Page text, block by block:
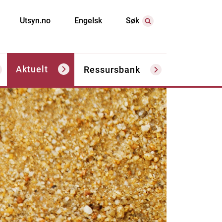
Utsyn.no Engelsk Søk
Aktuelt Ressursbank